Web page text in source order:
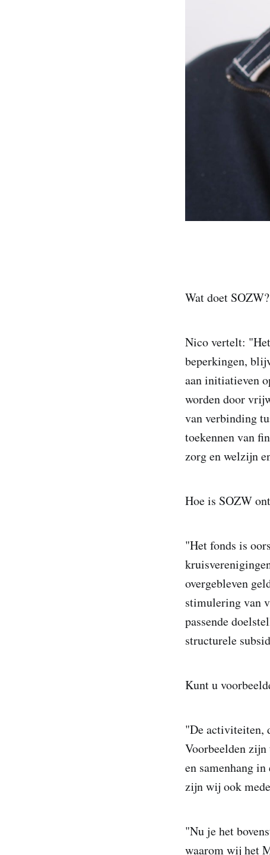
Wat doet SOZW?
Nico vertelt:
beperkingen,
aan initiatieven
worden door
van verbinding
toekennen van
zorg en welzijn
Hoe is SOZW
"Het fonds is
overgebleven
stimulering van
passende
structurele
Kunt u
"De activiteiten,
Voorbeelden
en samenhang
zijn wij ook
"Nu je het
waarom wij het